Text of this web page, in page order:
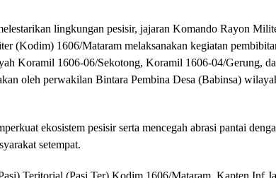
lingkungan pesisir, jajaran Komando Rayon
(Kodim) 1606/Mataram melaksanakan kegiatan
Koramil 1606-06/Sekotong, Koramil 1606-04/Gerung,
oleh perwakilan Bintara Pembina Desa (Babinsa)
ekosistem pesisir serta mencegah abrasi pantai
setempat.
Teritorial (Pasi Ter) Kodim 1606/Mataram, Kapten Inf